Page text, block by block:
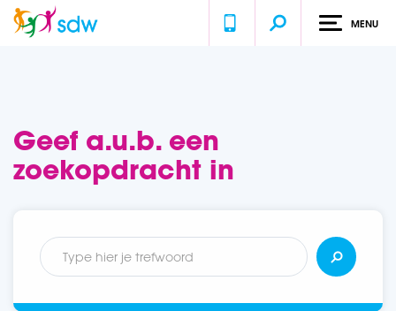
MENU
Geef a.u.b. een
zoekopdracht in